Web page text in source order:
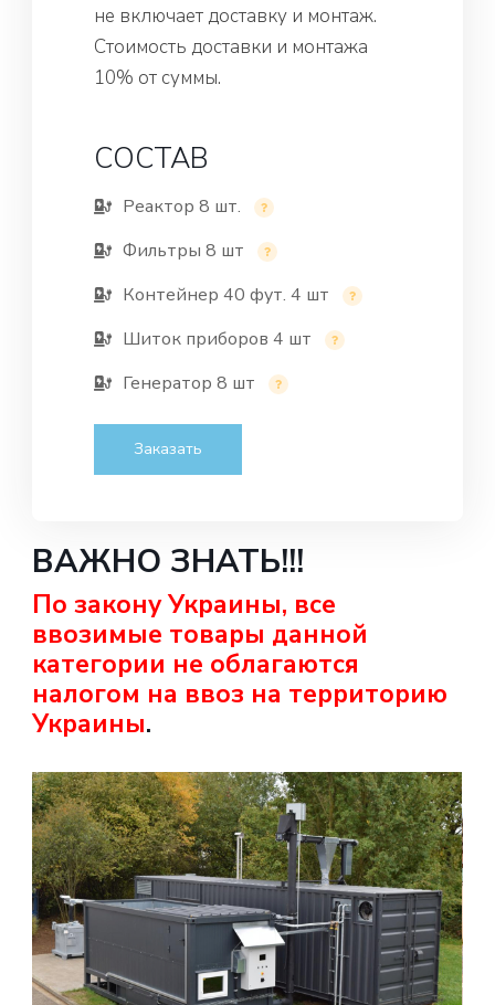
не включает доставку и монтаж.
Стоимость доставки и монтажа
10% от суммы.
СОСТАВ
Реактор 8 шт.
Фильтры 8 шт
Контейнер 40 фут. 4 шт
Шиток приборов 4 шт
Генератор 8 шт
Заказать
ВАЖНО ЗНАТЬ!!!
По закону Украины, все
ввозимые товары данной
категории не облагаются
налогом на ввоз на территорию
Украины.